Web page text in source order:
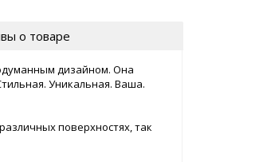
о товаре
дизайном. Она
Уникальная. Ваша.
поверхностях, так